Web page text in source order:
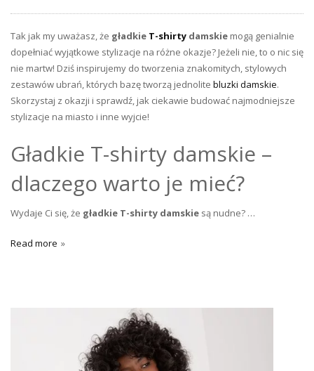
Tak jak my uważasz, że gładkie T-shirty damskie mogą genialnie
dopełniać wyjątkowe stylizacje na różne okazje? Jeżeli nie, to o nic się
nie martw! Dziś inspirujemy do tworzenia znakomitych, stylowych
zestawów ubrań, których bazę tworzą jednolite bluzki damskie.
Skorzystaj z okazji i sprawdź, jak ciekawie budować najmodniejsze
stylizacje na miasto i inne wyjcie!
Gładkie T-shirty damskie –
dlaczego warto je mieć?
Wydaje Ci się, że gładkie T-shirty damskie są nudne? …
Read more